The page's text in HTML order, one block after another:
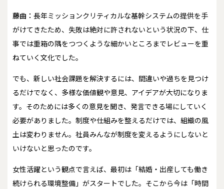
藤曲： 長年ミッションクリティカルな基幹システムの提供を手
がけてきたため、失敗は絶対に許されないという状況の下、仕
事では重箱の隅をつつくような細かいところまでレビューを重
ねていく文化でした。
でも、新しい社会課題を解決するには、間違いや過ちを見つけ
るだけでなく、多様な価値観や意見、アイデアが大切になりま
す。そのためには多くの意見を聞き、発言できる場にしていく
必要がありました。制度や仕組みを整えるだけでは、組織の風
土は変わりません。社員みんなが制度を変えるようにしないと
いけないと思ったのです。
女性活躍という観点で言えば、最初は「結婚・出産しても働き
続けられる環境整備」がスタートでした。そこから今は「時間